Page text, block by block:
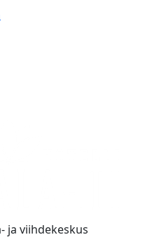
ja viihdekeskus